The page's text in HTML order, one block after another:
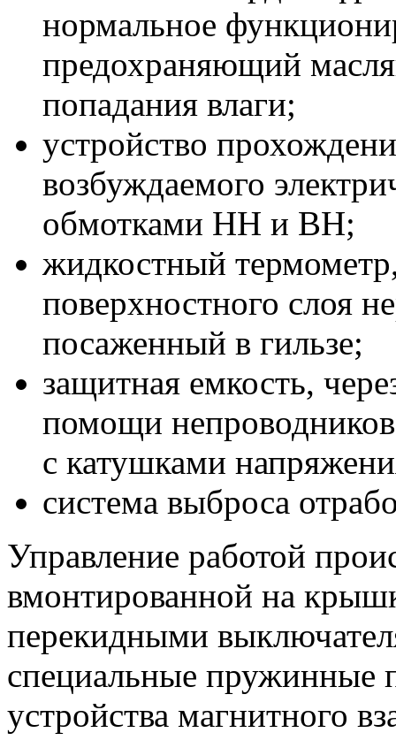
нормальное
предохраняющий
попадания влаги;
устройство
возбуждаемого
обмотками НН и ВН;
жидкостный
поверхностного слоя
посаженный в гильзе;
защитная емкость,
помощи
с катушками
система выброса
Управление работой
вмонтированной на
перекидными
специальные пружинные
устройства магнитного